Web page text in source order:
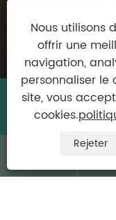
Copyright ©
Ltd. Tous
Sitemap
confidentialité
Nous utilisons
offrir une
navigation,
personnaliser le
site, vous
cookies.
Rejeter